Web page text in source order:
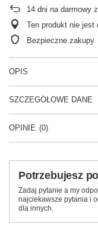
14 dni na darmowy
Ten produkt nie jest
Bezpieczne zakupy
OPIS
SZCZEGÓŁOWE DANE
OPINIE (0)
Potrzebujesz
Zadaj pytanie a my
najciekawsze pytania i
dla innych.